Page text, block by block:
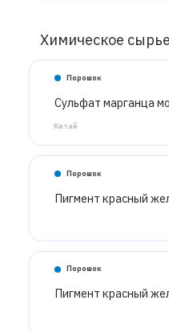
Химическое
Порошок
Сульфат марганца
Китай
Порошок
Пигмент красный
Порошок
Пигмент красный